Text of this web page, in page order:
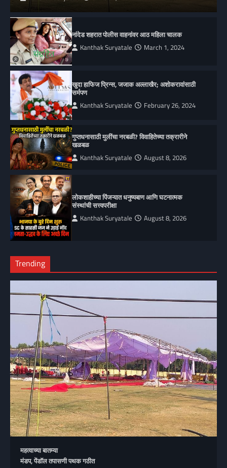
नांदेड शहरात पोलीस वाहनांवर आठ महिला चालक
Kanthak Suryatale March 1, 2024
खुदा हाफिज प्रिन्स, जजाक अल्लाखैर; अशोकरावांसाठी
सर्मपण
Kanthak Suryatale February 26, 2024
गुप्तधनासाठी मुलींचा नरबळी? विवाहितेच्या तक्रारीने
खळबळ
Kanthak Suryatale August 8, 2026
लोकशाहीच्या पिंजऱ्यात धनुष्यबाण आणि घटनात्मक
संस्थांची सत्त्वपरीक्षा
Kanthak Suryatale August 8, 2026
Trending
महत्वाच्या बातम्या
मंडप, पेंडॉल तपासणी पथक गठीत